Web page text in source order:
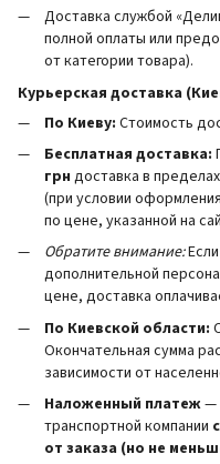
Доставка службой
полной оплаты или
от категории товара).
Курьерская доставка
По Киеву: Стоимость
Бесплатная доставка:
грн доставка в
(при условии
по цене, указанной на
Обратите внимание:
дополнительной
цене, доставка
По Киевской области:
Окончательная сумма
зависимости от
Наложенный платеж—
транспортной компании
от заказа (но не